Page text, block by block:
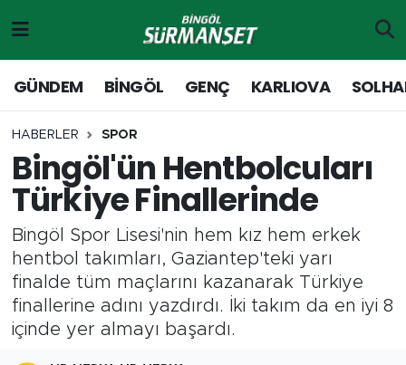
GÜNDEM BİNGÖL GENÇ KARLIOVA
HABERLER SPOR
Bingöl'ün Hentbolcuları
Türkiye Finallerinde
Bingöl Spor Lisesi'nin hem kız hem erkek
hentbol takımları, Gaziantep'teki yarı
finalde tüm maçlarını kazanarak Türkiye
finallerine adını yazdırdı. İki takım da en iyi 8
içinde yer almayı başardı.
Genç
Solhan
Karlıova
Adaklı-Kiğı
Yayladere-Yedisu
Merkez Hava Durumu
Merkez Trafik Yoğunluk Haritası
Süper Lig Puan Durumu ve Fikstür
Tüm Manşetler
Son Dakika Haberleri